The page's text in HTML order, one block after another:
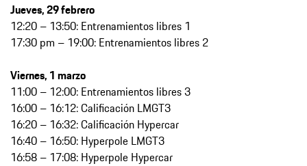
Jueves, 29 febrero
12:20 – 13:50: Entrenamientos libres 1
17:30 pm – 19:00: Entrenamientos libres 2
Viernes, 1 marzo
11:00 – 12:00: Entrenamientos libres 3
16:00 – 16:12: Calificación LMGT3
16:20 – 16:32: Calificación Hypercar
16:40 – 16:50: Hyperpole LMGT3
16:58 – 17:08: Hyperpole Hypercar